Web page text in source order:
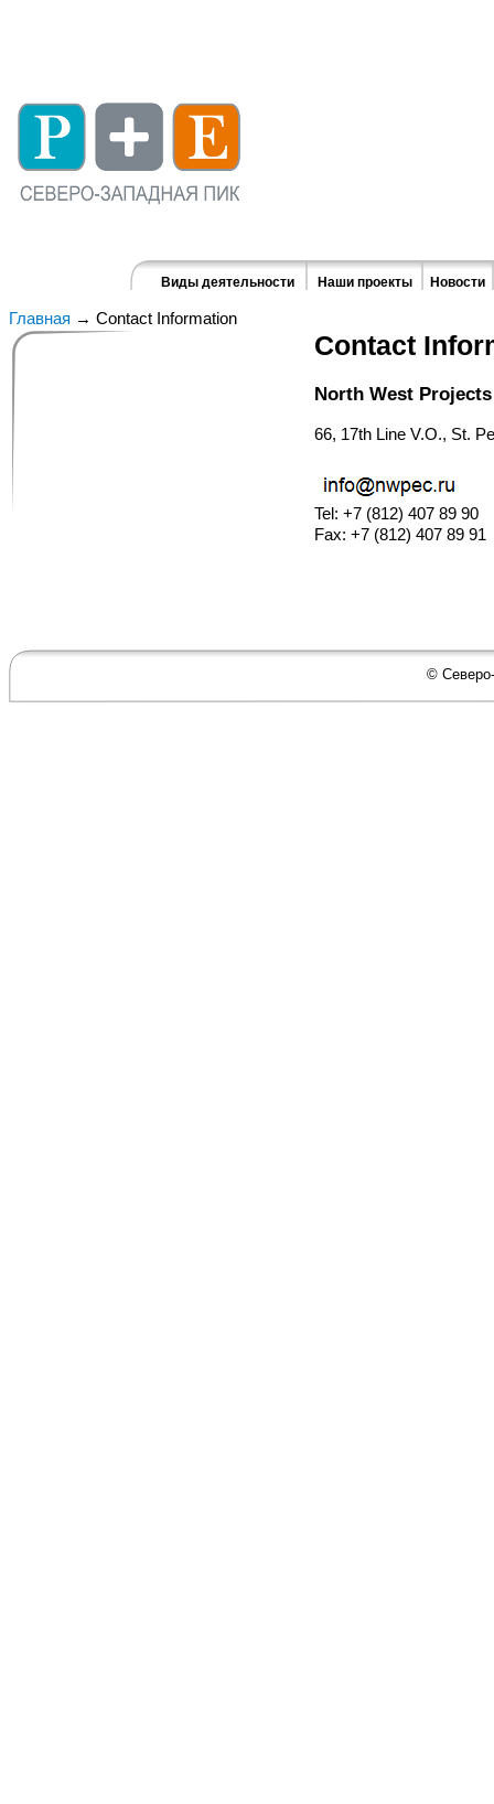
Виды деятельности Наши проекты Новости
Главная → Contact Information
Contact
North West
66, 17th Line V.O., St.
Tel: +7 (812) 407 89 90
Fax: +7 (812) 407 89 91
©